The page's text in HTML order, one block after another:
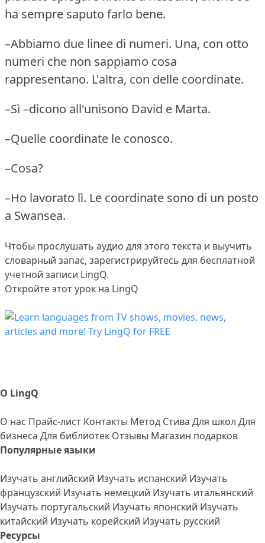
ha sempre saputo farlo bene.
–Abbiamo due linee di numeri. Una, con otto
numeri che non sappiamo cosa
rappresentano. L'altra, con delle coordinate.
–Sì –dicono all'unisono David e Marta.
–Quelle coordinate le conosco.
–Cosa?
–Ho lavorato lì. Le coordinate sono di un posto
a Swansea.
Чтобы прослушать аудио для этого текста и выучить
словарный запас, зарегистрируйтесь для бесплатной
учетной записи LingQ.
Откройте этот урок на LingQ
О LingQ
О нас Прайс-лист Контакты Метод Стива Для школ Для
бизнеса Для библиотек Отзывы Магазин подарков
Популярные языки
Изучать английский Изучать испанский Изучать
французский Изучать немецкий Изучать итальянский
Изучать португальский Изучать японский Изучать
китайский Изучать корейский Изучать русский
Ресурсы